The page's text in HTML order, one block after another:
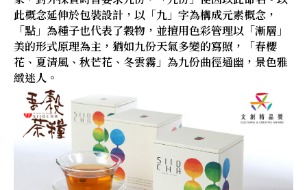
此概念延伸於包裝設計，以「九」字為構成元素概念，
「點」為種子也代表了穀物，並擅用色彩管理以「漸層」
美的形式原理為主，猶如九份天氣多變的寫照，「春櫻
花、夏清風、秋芒花、冬雲霧」為九份曲徑通幽，景色雅
緻迷人。